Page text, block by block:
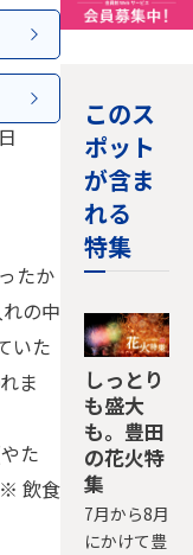
たか
の中
いた
ま
た
※ 飲食
このス
ポット
が含ま
れる
特集
しっとり
も盛大
も。豊田
の花火特
集
7月から8月
にかけて豊